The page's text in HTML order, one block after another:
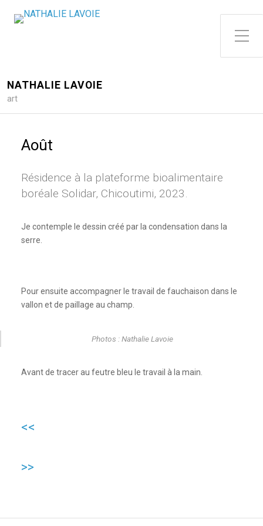
Toggle Side Menu
NATHALIE LAVOIE
art
Août
Résidence à la plateforme bioalimentaire
boréale Solidar, Chicoutimi, 2023.
Je contemple le dessin créé par la condensation dans la
serre.
Pour ensuite accompagner le travail de fauchaison dans le
vallon et de paillage au champ.
Photos : Nathalie Lavoie
Avant de tracer au feutre bleu le travail à la main.
<<
>>